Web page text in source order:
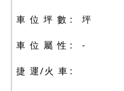
車 位 坪 數 坪
車 位 屬 性 -
捷 運/火 車